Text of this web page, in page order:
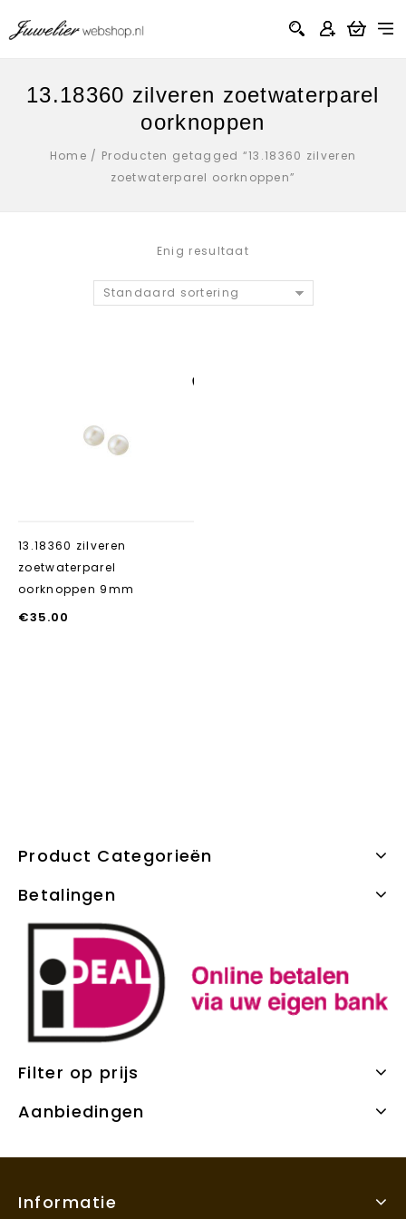
13.18360 zilveren zoetwaterparel
oorknoppen
Home / Producten getagged “13.18360 zilveren
zoetwaterparel oorknoppen”
Enig resultaat
Standaard sortering
13.18360 zilveren
zoetwaterparel
oorknoppen 9mm
€35.00
Product Categorieën
Betalingen
Filter op prijs
Aanbiedingen
Informatie